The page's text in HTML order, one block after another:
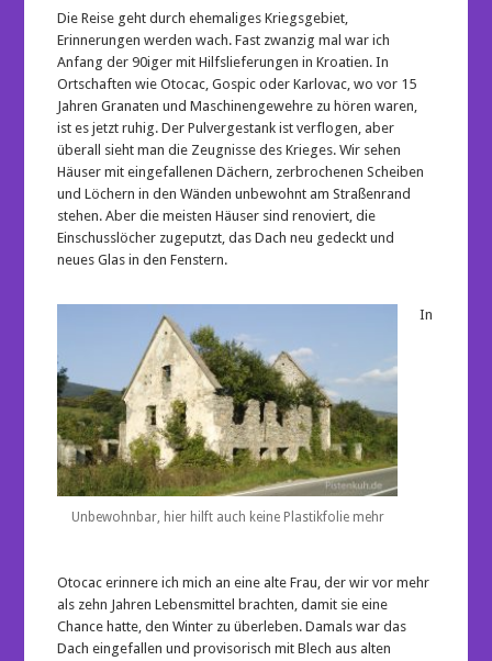
Die Reise geht durch ehemaliges Kriegsgebiet,
Erinnerungen werden wach. Fast zwanzig mal war ich
Anfang der 90iger mit Hilfslieferungen in Kroatien. In
Ortschaften wie Otocac, Gospic oder Karlovac, wo vor 15
Jahren Granaten und Maschinengewehre zu hören waren,
ist es jetzt ruhig. Der Pulvergestank ist verflogen, aber
überall sieht man die Zeugnisse des Krieges. Wir sehen
Häuser mit eingefallenen Dächern, zerbrochenen Scheiben
und Löchern in den Wänden unbewohnt am Straßenrand
stehen. Aber die meisten Häuser sind renoviert, die
Einschusslöcher zugeputzt, das Dach neu gedeckt und
neues Glas in den Fenstern.
Unbewohnbar, hier hilft auch keine Plastikfolie mehr
In
Otocac erinnere ich mich an eine alte Frau, der wir vor mehr
als zehn Jahren Lebensmittel brachten, damit sie eine
Chance hatte, den Winter zu überleben. Damals war das
Dach eingefallen und provisorisch mit Blech aus alten